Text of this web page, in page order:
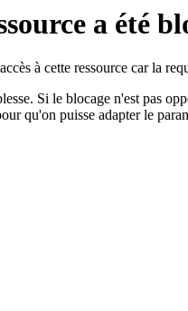
a été
à cette ressource car la
Si le blocage n'est pas
qu'on puisse adapter le